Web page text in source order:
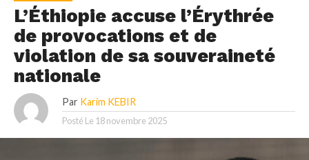
L’Éthiopie accuse l’Érythrée
de provocations et de
violation de sa souveraineté
nationale
Par Karim KEBIR
Posté Le 18 novembre 2025